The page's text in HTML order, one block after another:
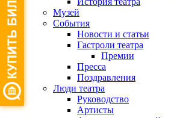
Музей
События
Новости и статьи
Гастроли театра
Премии
Пресса
Поздравления
Люди театра
Руководство
Артисты